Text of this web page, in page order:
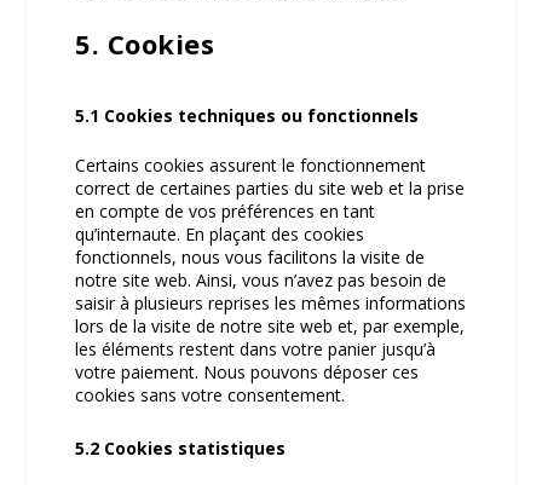
5. Cookies
5.1 Cookies techniques ou fonctionnels
Certains cookies assurent le fonctionnement
correct de certaines parties du site web et la prise
en compte de vos préférences en tant
qu’internaute. En plaçant des cookies
fonctionnels, nous vous facilitons la visite de
notre site web. Ainsi, vous n’avez pas besoin de
saisir à plusieurs reprises les mêmes informations
lors de la visite de notre site web et, par exemple,
les éléments restent dans votre panier jusqu’à
votre paiement. Nous pouvons déposer ces
cookies sans votre consentement.
5.2 Cookies statistiques